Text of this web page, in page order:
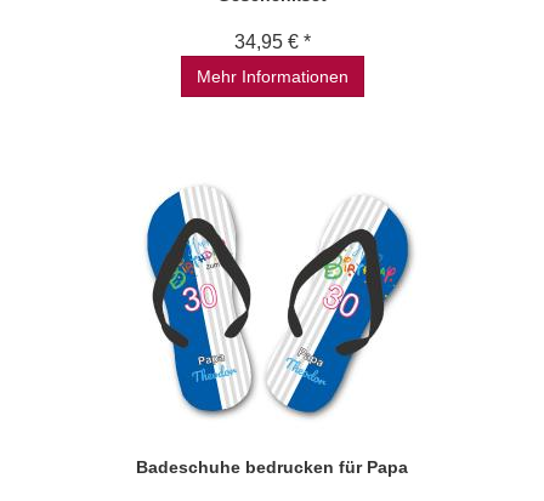
34,95 € *
Mehr Informationen
Badeschuhe bedrucken für Papa